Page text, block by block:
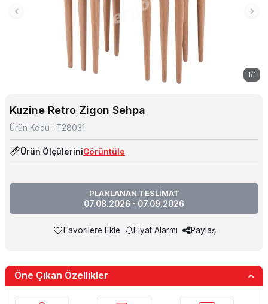
1/1
Kuzine Retro Zigon Sehpa
Ürün Kodu : T28031
Ürün ÖlçüleriniGörüntüle
PLANLANAN TESLİMAT
07.08.2026 - 07.09.2026
Favorilere Ekle Fiyat Alarmı Paylaş
Öne Çıkan Özellikler